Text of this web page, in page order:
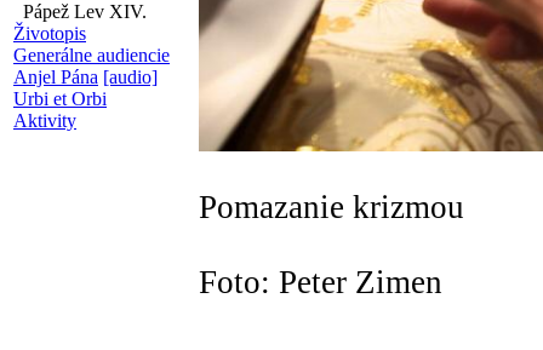
Pápež Lev XIV.
Životopis
Generálne audiencie
Anjel Pána [audio]
Urbi et Orbi
Aktivity
Pomazanie krizmou
Foto: Peter Zimen